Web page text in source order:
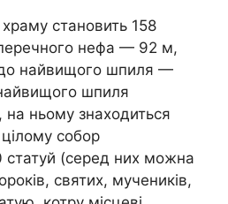
становить 158
нефа — 92 м,
до найвищого шпиля —
шпиля
ньому знаходиться
собор
(серед них можна
святих, мучеників,